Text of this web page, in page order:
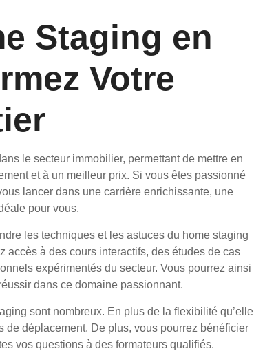
Staging en
Votre
le secteur immobilier, permettant de mettre en
et à un meilleur prix. Si vous êtes passionné
lancer dans une carrière enrichissante, une
pour vous.
les techniques et les astuces du home staging
accès à des cours interactifs, des études de cas
expérimentés du secteur. Vous pourrez ainsi
dans ce domaine passionnant.
sont nombreux. En plus de la flexibilité qu’elle
de déplacement. De plus, vous pourrez bénéficier
vos questions à des formateurs qualifiés.